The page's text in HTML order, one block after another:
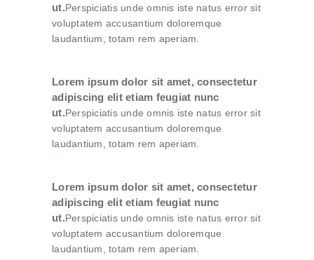
ut.Perspiciatis unde omnis iste natus error sit
voluptatem accusantium doloremque
laudantium, totam rem aperiam.
Lorem ipsum dolor sit amet, consectetur
adipiscing elit etiam feugiat nunc
ut.Perspiciatis unde omnis iste natus error sit
voluptatem accusantium doloremque
laudantium, totam rem aperiam.
Lorem ipsum dolor sit amet, consectetur
adipiscing elit etiam feugiat nunc
ut.Perspiciatis unde omnis iste natus error sit
voluptatem accusantium doloremque
laudantium, totam rem aperiam.